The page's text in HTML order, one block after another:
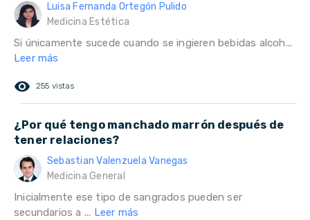
Luisa Fernanda Ortegón Pulido
Medicina Estética
Si únicamente sucede cuando se ingieren bebidas alcoh...
Leer más
remove_red_eye 255 vistas
¿Por qué tengo manchado marrón después de
tener relaciones?
Sebastian Valenzuela Vanegas
Medicina General
Inicialmente ese tipo de sangrados pueden ser
secundarios a ... Leer más